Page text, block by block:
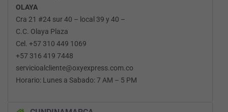
OLAYA
Cra 21 #24 sur 40 – local 39 y 40 –
C.C. Olaya Plaza
Cel. +57 310 449 1069
+57 316 419 7448
servicioalcliente@oxyexpress.com.co
Horario: Lunes a Sabado: 7 AM – 5 PM